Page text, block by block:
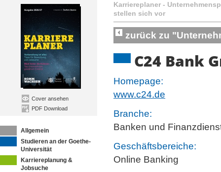
Cover ansehen
PDF Download
Allgemein
Studieren an der Goethe-
Universität
Karriereplanung &
Jobsuche
Karriereplaner -
stellen sich vor
zurück zu
C24 Bank
Homepage:
www.c24.de
Branche:
Banken und
Geschäftsbereiche:
Online Banking